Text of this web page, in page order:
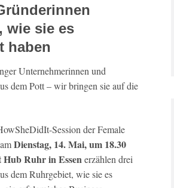
wie sie es
haben
Unternehmerinnen und
dem Pott – wir bringen sie auf die
Session der Female
Dienstag, 14. Mai, um 18.30
Ruhr in Essenerzählen drei
dem Ruhrgebiet, wie sie es